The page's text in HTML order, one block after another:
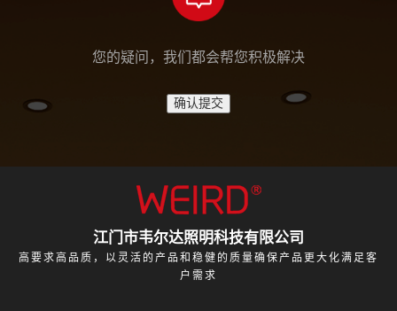
您的疑问，我们都会帮您积极解决
江门市韦尔达照明科技有限公司
高要求高品质，以灵活的产品和稳健的质量确保产品更大化满足客
户需求